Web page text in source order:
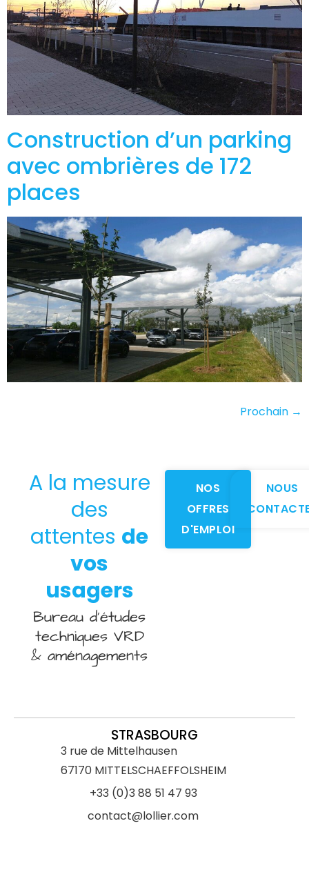
Construction d’un parking
avec ombrières de 172
places
Prochain →
A la mesure
des
attentes de
vos
usagers
Bureau d’études
techniques VRD
& aménagements
NOS
OFFRES
D'EMPLOI
NOUS
STRASBOURG
3 rue de Mittelhausen
67170 MITTELSCHAEFFOLSHEIM
+33 (0)3 88 51 47 93
contact@lollier.com